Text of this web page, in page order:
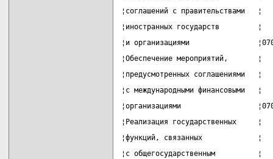
¦соглашений с
¦иностранных государств
¦и организациями
¦Обеспечение мероприятий,
¦предусмотренных
¦с международными
¦организациями
¦Реализация
¦функций, связанных
¦с общегосударственным